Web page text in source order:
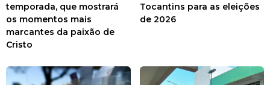
temporada, que mostrará
os momentos mais
marcantes da paixão de
Cristo
Tocantins para as eleições
de 2026